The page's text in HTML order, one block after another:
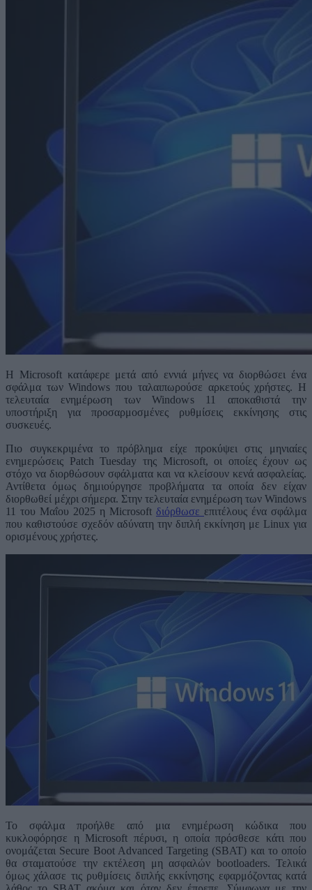
Η Microsoft κατάφερε μετά από εννιά μήνες να διορθώσει ένα
σφάλμα των Windows που ταλαιπωρούσε αρκετούς χρήστες. Η
τελευταία ενημέρωση των Windows 11 αποκαθιστά την
υποστήριξη για προσαρμοσμένες ρυθμίσεις εκκίνησης στις
συσκευές.
Πιο συγκεκριμένα το πρόβλημα είχε προκύψει στις μηνιαίες
ενημερώσεις Patch Tuesday της Microsoft, οι οποίες έχουν ως
στόχο να διορθώσουν σφάλματα και να κλείσουν κενά ασφαλείας.
Αντίθετα όμως δημιούργησε προβλήματα τα οποία δεν είχαν
διορθωθεί μέχρι σήμερα. Στην τελευταία ενημέρωση των Windows
11 του Μαΐου 2025 η Microsoft διόρθωσε επιτέλους ένα σφάλμα
που καθιστούσε σχεδόν αδύνατη την διπλή εκκίνηση με Linux για
ορισμένους χρήστες.
Το σφάλμα προήλθε από μια ενημέρωση κώδικα που
κυκλοφόρησε η Microsoft πέρυσι, η οποία πρόσθεσε κάτι που
ονομάζεται Secure Boot Advanced Targeting (SBAT) και το οποίο
θα σταματούσε την εκτέλεση μη ασφαλών bootloaders. Τελικά
όμως χάλασε τις ρυθμίσεις διπλής εκκίνησης εφαρμόζοντας κατά